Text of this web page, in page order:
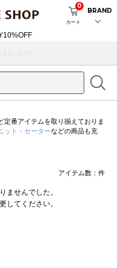
カート
0
BRAND
について
定番アイテムを取り揃えておりま
ット・セーターなどの商品も充
アイテム数： 件
ませんでした。
してください。